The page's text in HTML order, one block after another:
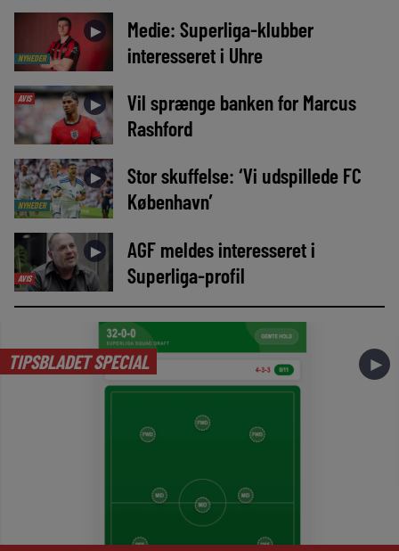
NYHEDER
►
Medie: Superliga-klubber
interesseret i Uhre
AVIS ►
Vil sprænge banken for Marcus
Rashford
NYHEDER
►
Stor skuffelse: ‘Vi udspillede FC
København’
AVIS
►
AGF meldes interesseret i
Superliga-profil
TIPSBLADET SPECIAL ►